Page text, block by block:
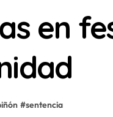
en
#sentencia